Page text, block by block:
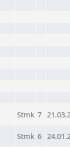
Stmk 7
Stmk 6